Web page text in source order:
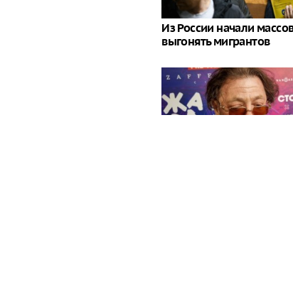
Из России начали
выгонять мигрантов